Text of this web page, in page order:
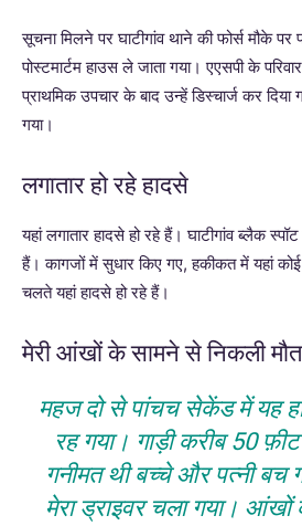
सूचना मिलने पर घाटीगांव थाने की फोर्स मौके
पोस्टमार्टम हाउस ले जाता गया। एएसपी के
प्राथमिक उपचार के बाद उन्हें डिस्चार्ज कर
गया।
लगातार हो रहे हादसे
यहां लगातार हादसे हो रहे हैं। घाटीगांव ब्लैक
हैं। कागजों में सुधार किए गए, हकीकत में यहां
चलते यहां हादसे हो रहे हैं।
मेरी आंखों के सामने से निकली मौत
महज दो से पांचच सेकेंड में यह
रह गया। गाड़ी करीब 50
गनीमत थी बच्चे और पत्नी
मेरा ड्राइवर चला गया।